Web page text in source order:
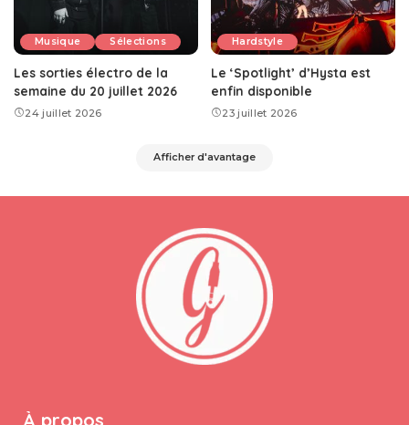
Musique Sélections
Les sorties électro de la
semaine du 20 juillet 2026
24 juillet 2026
Hardstyle
Le ‘Spotlight’ d’Hysta est
enfin disponible
23 juillet 2026
Afficher d'avantage
À propos